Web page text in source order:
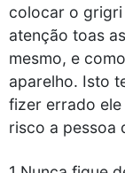
colocar o grigri
atenção toas
mesmo, e
aparelho. Isto
fizer errado
risco a pessoa